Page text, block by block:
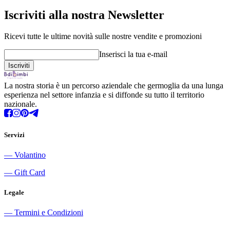
Iscriviti alla nostra Newsletter
Ricevi tutte le ultime novità sulle nostre vendite e promozioni
Inserisci la tua e-mail
La nostra storia è un percorso aziendale che germoglia da una lunga
esperienza nel settore infanzia e si diffonde su tutto il territorio
nazionale.
Servizi
― Volantino
― Gift Card
Legale
― Termini e Condizioni